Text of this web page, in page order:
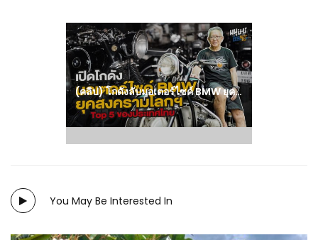
Next
post:
(คลิป) โกดังลับมอเตอร์ไซค์ BMW ยุคสงครามโลกฯ ของนักสะสมวัย 72 ปี Top 5 ของประเทศไทย
You May Be Interested In